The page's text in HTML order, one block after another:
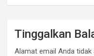
Tinggalkan
Alamat email Anda tidak